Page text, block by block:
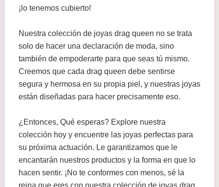
¡lo tenemos cubierto!
Nuestra colección de joyas drag queen no se trata
solo de hacer una declaración de moda, sino
también de empoderarte para que seas tú mismo.
Creemos que cada drag queen debe sentirse
segura y hermosa en su propia piel, y nuestras joyas
están diseñadas para hacer precisamente eso.
¿Entonces, Qué esperas? Explore nuestra
colección hoy y encuentre las joyas perfectas para
su próxima actuación. Le garantizamos que le
encantarán nuestros productos y la forma en que lo
hacen sentir. ¡No te conformes con menos, sé la
reina que eres con nuestra colección de joyas drag